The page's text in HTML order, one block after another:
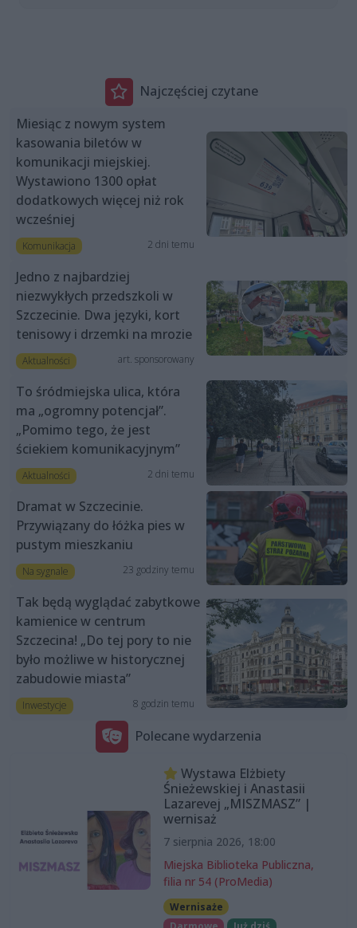
Najczęściej czytane
Miesiąc z nowym system
kasowania biletów w
komunikacji miejskiej.
Wystawiono 1300 opłat
dodatkowych więcej niż rok
wcześniej
Komunikacja 2 dni temu
Jedno z najbardziej
niezwykłych przedszkoli w
Szczecinie. Dwa języki, kort
tenisowy i drzemki na mrozie
Aktualności art. sponsorowany
To śródmiejska ulica, która
ma „ogromny potencjał”.
„Pomimo tego, że jest
ściekiem komunikacyjnym”
Aktualności 2 dni temu
Dramat w Szczecinie.
Przywiązany do łóżka pies w
pustym mieszkaniu
Na sygnale 23 godziny temu
Tak będą wyglądać zabytkowe
kamienice w centrum
Szczecina! „Do tej pory to nie
było możliwe w historycznej
zabudowie miasta”
Inwestycje 8 godzin temu
Polecane wydarzenia
Wystawa Elżbiety
Śnieżewskiej i Anastasii
Lazarevej „MISZMASZ” |
wernisaż
7 sierpnia 2026, 18:00
Miejska Biblioteka Publiczna,
filia nr 54 (ProMedia)
Wernisaże